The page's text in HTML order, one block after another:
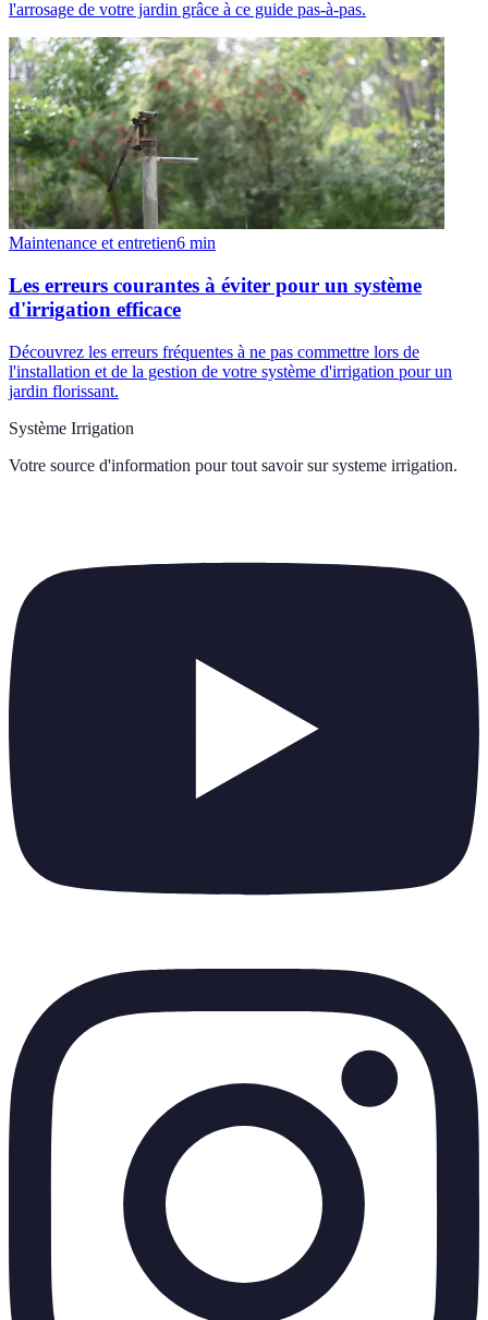
l'arrosage de votre jardin grâce à ce guide pas-à-pas.
Maintenance et entretien6 min
Les erreurs courantes à éviter pour un système
d'irrigation efficace
Découvrez les erreurs fréquentes à ne pas commettre lors de
l'installation et de la gestion de votre système d'irrigation pour un
jardin florissant.
Système Irrigation
Votre source d'information pour tout savoir sur systeme irrigation.